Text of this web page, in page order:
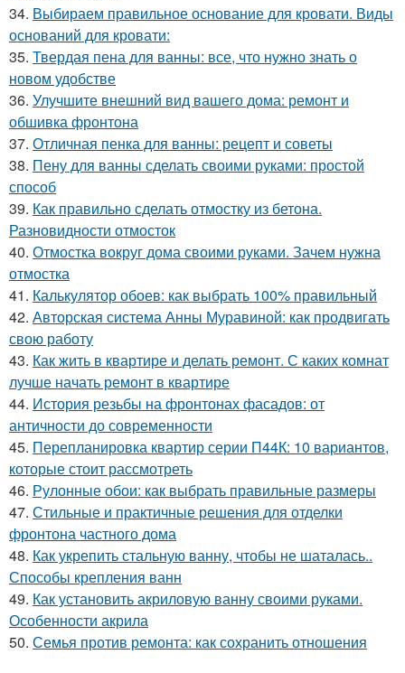
34. Выбираем правильное основание для кровати. Виды
оснований для кровати:
35. Твердая пена для ванны: все, что нужно знать о
новом удобстве
36. Улучшите внешний вид вашего дома: ремонт и
обшивка фронтона
37. Отличная пенка для ванны: рецепт и советы
38. Пену для ванны сделать своими руками: простой
способ
39. Как правильно сделать отмостку из бетона.
Разновидности отмосток
40. Отмостка вокруг дома своими руками. Зачем нужна
отмостка
41. Калькулятор обоев: как выбрать 100% правильный
42. Авторская система Анны Муравиной: как продвигать
свою работу
43. Как жить в квартире и делать ремонт. С каких комнат
лучше начать ремонт в квартире
44. История резьбы на фронтонах фасадов: от
античности до современности
45. Перепланировка квартир серии П44К: 10 вариантов,
которые стоит рассмотреть
46. Рулонные обои: как выбрать правильные размеры
47. Стильные и практичные решения для отделки
фронтона частного дома
48. Как укрепить стальную ванну, чтобы не шаталась..
Способы крепления ванн
49. Как установить акриловую ванну своими руками.
Особенности акрила
50. Семья против ремонта: как сохранить отношения